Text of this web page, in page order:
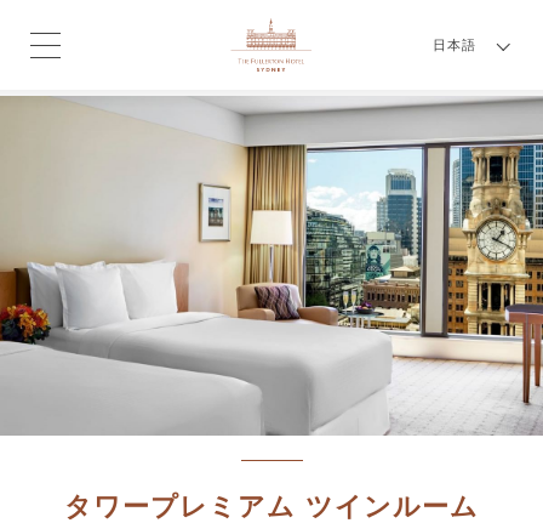
日本語
タワープレミアム ツインルーム